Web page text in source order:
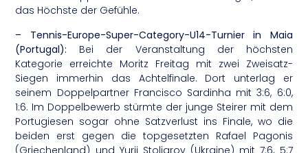
das Höchste der Gefühle.
– Tennis-Europe-Super-Category-U14-Turnier in Maia
(Portugal): Bei der Veranstaltung der höchsten
Kategorie erreichte Moritz Freitag mit zwei Zweisatz-
Siegen immerhin das Achtelfinale. Dort unterlag er
seinem Doppelpartner Francisco Sardinha mit 3:6, 6:0,
1:6. Im Doppelbewerb stürmte der junge Steirer mit dem
Portugiesen sogar ohne Satzverlust ins Finale, wo die
beiden erst gegen die topgesetzten Rafael Pagonis
(Griechenland) und Yurii Stoliarov (Ukraine) mit 7:6, 5:7